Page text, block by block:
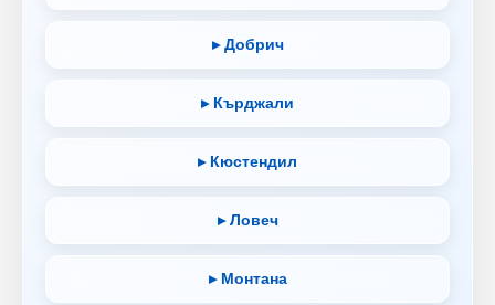
▸ Добрич
▸ Кърджали
▸ Кюстендил
▸ Ловеч
▸ Монтана